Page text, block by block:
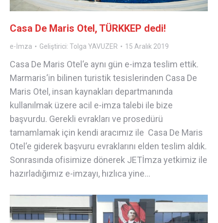
Casa De Maris Otel, TÜRKKEP dedi!
e-İmza Geliştirici: Tolga YAVUZER 15 Aralık 2019
Casa De Maris Otel‘e aynı gün e-imza teslim ettik.
Marmaris‘in bilinen turistik tesislerinden Casa De
Maris Otel, insan kaynakları departmanında
kullanılmak üzere acil e-imza talebi ile bize
başvurdu. Gerekli evrakları ve prosedürü
tamamlamak için kendi aracımız ile Casa De Maris
Otel‘e giderek başvuru evraklarını elden teslim aldık.
Sonrasında ofisimize dönerek JETİmza yetkimiz ile
hazırladığımız e-imzayı, hızlıca yine…